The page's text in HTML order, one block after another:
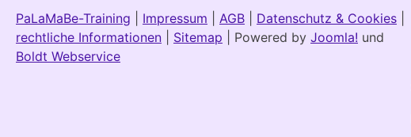
PaLaMaBe-Training Impressum AGB Datenschutz & Cookies
rechtliche Informationen
Sitemap | Powered by Joomla! und
Boldt Webservice